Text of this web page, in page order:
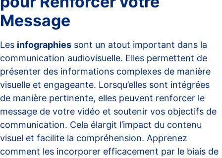
Message
Les infographies sont un atout important dans la
communication audiovisuelle. Elles permettent de
présenter des informations complexes de manière
visuelle et engageante. Lorsqu’elles sont intégrées
de manière pertinente, elles peuvent renforcer le
message de votre vidéo et soutenir vos objectifs de
communication. Cela élargit l’impact du contenu
visuel et facilite la compréhension. Apprenez
comment les incorporer efficacement par le biais de